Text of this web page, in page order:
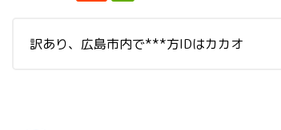
訳あり、広島市内で***方IDはカカオ